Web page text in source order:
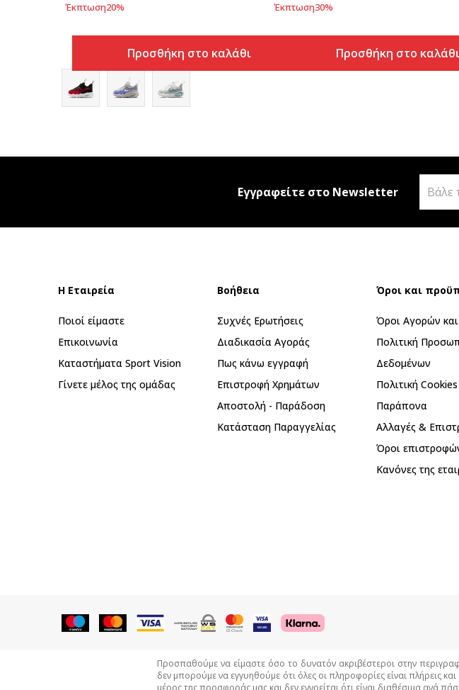
Έκπτωση20%
Προσθήκη στο καλάθι
Έκπτωση30%
Προσθήκη στο καλάθι
Εγγραφείτε στο Newsletter
Η Εταιρεία
Ποιοί είμαστε
Επικοινωνία
Καταστήματα Sport Vision
Γίνετε μέλος της ομάδας
Βοήθεια
Συχνές Ερωτήσεις
Διαδικασία Αγοράς
Πως κάνω εγγραφή
Επιστροφή Xρημάτων
Αποστολή - Παράδοση
Κατάσταση Παραγγελίας
Όροι και
Όροι Αγορών
Πολιτική
Δεδομένων
Πολιτική Cookies
Παράπονα
Αλλαγές &
Όροι
Κανόνες της
Προσπαθούμε να είμαστε όσο το δυνατόν ακριβέστεροι στην
δεν μπορούμε να εγγυηθούμε ότι όλες οι πληροφορίες είναι πλήρεις